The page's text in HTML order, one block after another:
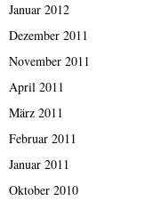
Januar 2012
Dezember 2011
November 2011
April 2011
März 2011
Februar 2011
Januar 2011
Oktober 2010